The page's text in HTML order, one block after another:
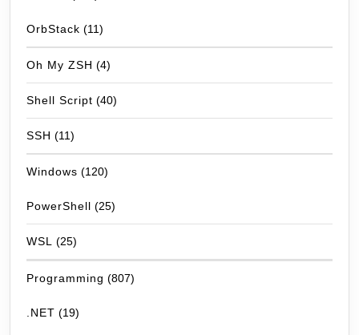
OrbStack (11)
Oh My ZSH (4)
Shell Script (40)
SSH (11)
Windows (120)
PowerShell (25)
WSL (25)
Programming (807)
.NET (19)